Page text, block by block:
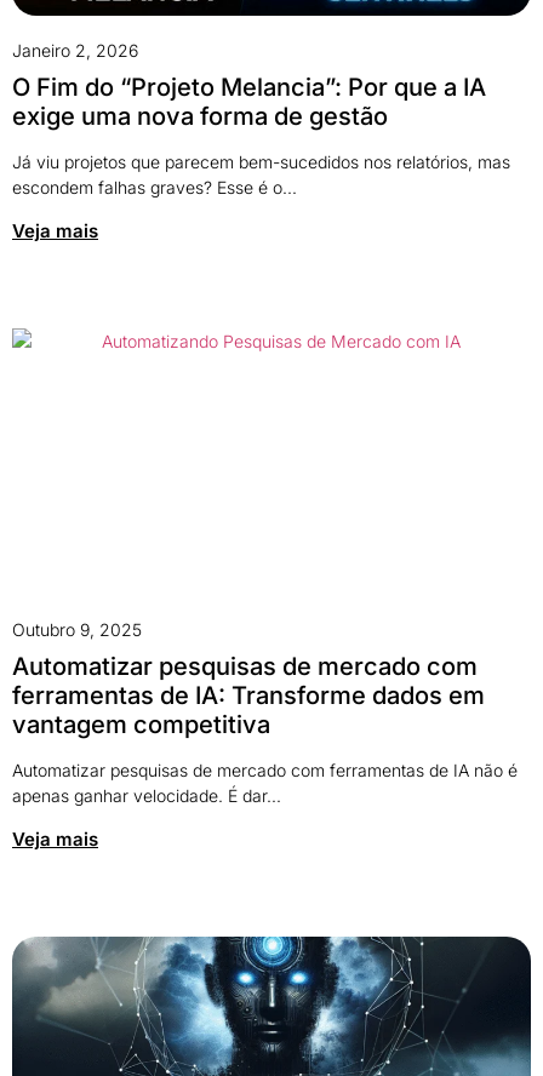
Janeiro 2, 2026
O Fim do “Projeto Melancia”: Por que a IA
exige uma nova forma de gestão
Já viu projetos que parecem bem-sucedidos nos relatórios, mas
escondem falhas graves? Esse é o...
Veja mais
Outubro 9, 2025
Automatizar pesquisas de mercado com
ferramentas de IA: Transforme dados em
vantagem competitiva
Automatizar pesquisas de mercado com ferramentas de IA não é
apenas ganhar velocidade. É dar...
Veja mais